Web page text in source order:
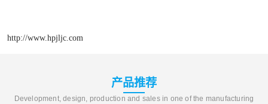
http://www.hpjljc.com
产品推荐
Development, design, production and sales in one of the manufacturing